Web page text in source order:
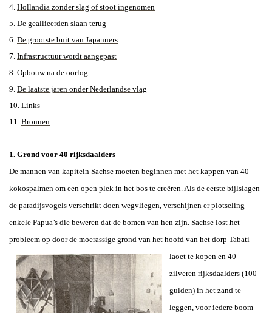
4. Hollandia zonder slag of stoot ingenomen
5. De geallieerden slaan terug
6. De grootste buit van Japanners
7. Infrastructuur wordt aangepast
8. Opbouw na de oorlog
9. De laatste jaren onder Nederlandse vlag
10. Links
11. Bronnen
1. Grond voor 40 rijksdaalders
De mannen van kapitein Sachse moeten beginnen met het kappen van 40
kokospalmen om een open plek in het bos te creëren. Als de eerste bijlslagen
de paradijsvogels verschrikt doen wegvliegen, verschijnen er plotseling
enkele Papua’s die beweren dat de bomen van hen zijn. Sachse lost het
probleem op door de moerassige grond van het hoofd van het dorp Tabati-
laoet te kopen en 40
zilveren rijksdaalders (100
gulden) in het zand te
leggen, voor iedere boom